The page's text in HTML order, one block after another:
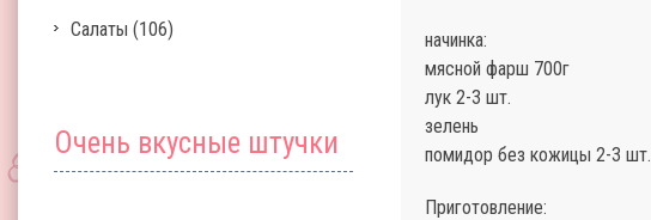
Салаты (106)
Очень вкусные штучки
начинка:
мясной фарш 700г
лук 2-3 шт.
зелень
помидор без кожицы 2-3 шт.
Приготовление: